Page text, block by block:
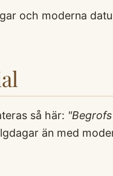
och moderna
så här:
än med